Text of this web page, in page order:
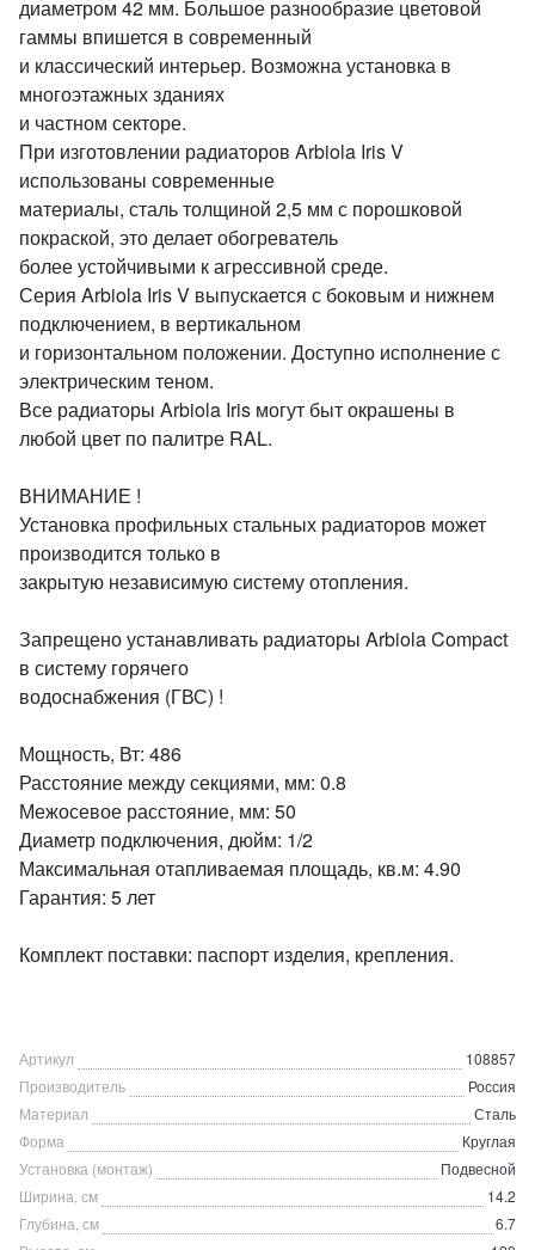
диаметром 42 мм. Большое разнообразие цветовой
гаммы впишется в современный
и классический интерьер. Возможна установка в
многоэтажных зданиях
и частном секторе.
При изготовлении радиаторов Arbiola Iris V
использованы современные
материалы, сталь толщиной 2,5 мм с порошковой
покраской, это делает обогреватель
более устойчивыми к агрессивной среде.
Серия Arbiola Iris V выпускается с боковым и нижнем
подключением, в вертикальном
и горизонтальном положении. Доступно исполнение с
электрическим теном.
Все радиаторы Arbiola Iris могут быт окрашены в
любой цвет по палитре RAL.
ВНИМАНИЕ !
Установка профильных стальных радиаторов может
производится только в
закрытую независимую систему отопления.
Запрещено устанавливать радиаторы Arbiola Compact
в систему горячего
водоснабжения (ГВС) !
Мощность, Вт: 486
Расстояние между секциями, мм: 0.8
Межосевое расстояние, мм: 50
Диаметр подключения, дюйм: 1/2
Максимальная отапливаемая площадь, кв.м: 4.90
Гарантия: 5 лет
Комплект поставки: паспорт изделия, крепления.
Артикул
108857
Производитель
Россия
Материал
Сталь
Форма
Круглая
Установка (монтаж)
Подвесной
Ширина, см
14.2
Глубина, см
6.7